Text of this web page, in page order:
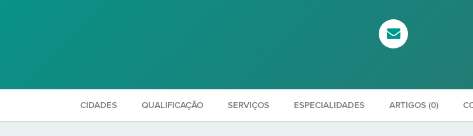
CIDADES QUALIFICAÇÃO SERVIÇOS ESPECIALIDADES ARTIGOS (0)